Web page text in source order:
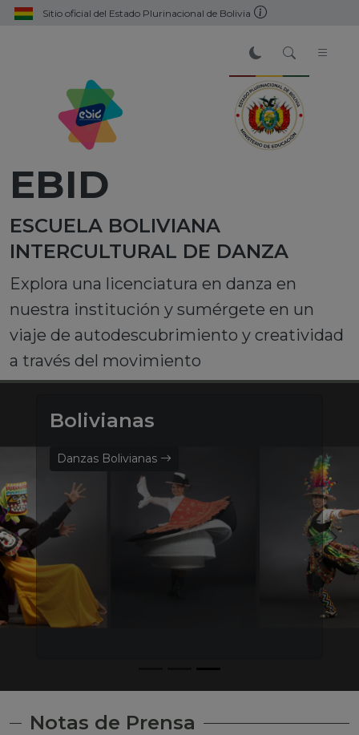
Sitio oficial del Estado Plurinacional de Bolivia
EBID
ESCUELA BOLIVIANA
INTERCULTURAL DE DANZA
Explora una licenciatura en danza en
nuestra institución y sumérgete en un
viaje de autodescubrimiento y creatividad
a través del movimiento
Bolivianas
Danzas Bolivianas
Notas de Prensa